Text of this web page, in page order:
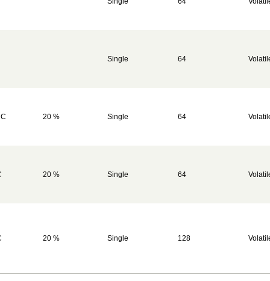
Single 64
20 % Single 64
20 % Single 64
20 % Single 128